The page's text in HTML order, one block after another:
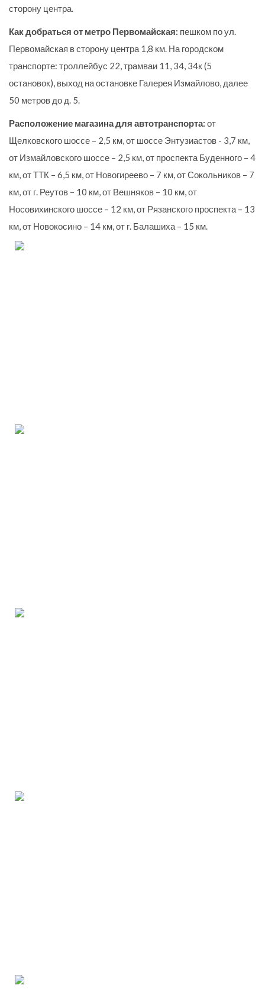
сторону центра.
Как добраться от метро Первомайская: пешком по ул.
Первомайская в сторону центра 1,8 км. На городском
транспорте: троллейбус 22, трамваи 11, 34, 34к (5
остановок), выход на остановке Галерея Измайлово, далее
50 метров до д. 5.
Расположение магазина для автотранспорта: от
Щелковского шоссе – 2,5 км, от шоссе Энтузиастов - 3,7 км,
от Измайловского шоссе – 2,5 км, от проспекта Буденного – 4
км, от ТТК – 6,5 км, от Новогиреево – 7 км, от Сокольников – 7
км, от г. Реутов – 10 км, от Вешняков – 10 км, от
Носовихинского шоссе – 12 км, от Рязанского проспекта – 13
км, от Новокосино – 14 км, от г. Балашиха – 15 км.